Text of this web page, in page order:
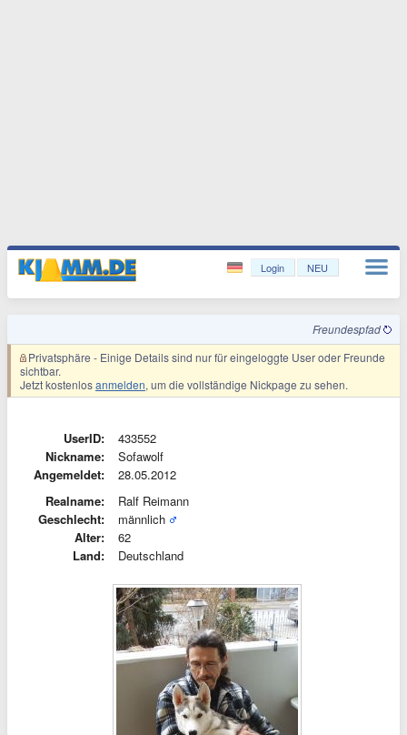
Login NEU
Freundespfad
Privatsphäre - Einige Details sind nur für eingeloggte User oder Freunde
sichtbar.
Jetzt kostenlosanmelden, um die vollständige Nickpage zu sehen.
UserID:
433552
Nickname:
Sofawolf
Angemeldet:
28.05.2012
Realname:
Ralf Reimann
Geschlecht:
männlich
Alter:
62
Land:
Deutschland